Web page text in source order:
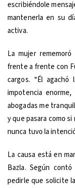
escribiéndole
mantenerla en su
activa.
La mujer
frente a frente con
cargos. “Él
impotencia
abogadas me
y que pasara como si
nunca tuvo la
La causa está en
Bazla. Según
pedirle que solicite